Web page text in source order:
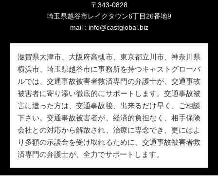
〒343-0828
埼玉県越谷市レイクタウン6丁目26番地9
mail : info@castglobal.biz
滋賀県大津市、大阪府高槻市、東京都立川市、神奈川県
横浜市、埼玉県越谷市に事務所を持つキャストグローバ
ルでは、交通事故被害者救済専門の弁護士が、交通事故
被害者に寄り添い徹底的にサポートします。交通事故被
害に遭った方は、交通事故後、出来るだけ早く、ご相談
下さい。交通事故被害者が、経済的負担なく、相手保険
会社との対応から解放され、治療に専念でき、更にはよ
り多額の示談金を受け取れるために、交通事故被害者救
済専門の弁護士が、全力でサポートします。